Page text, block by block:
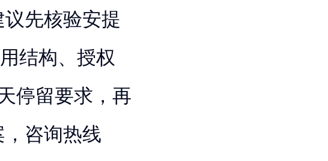
先核验安提
结构、授权
停留要求，再
咨询热线